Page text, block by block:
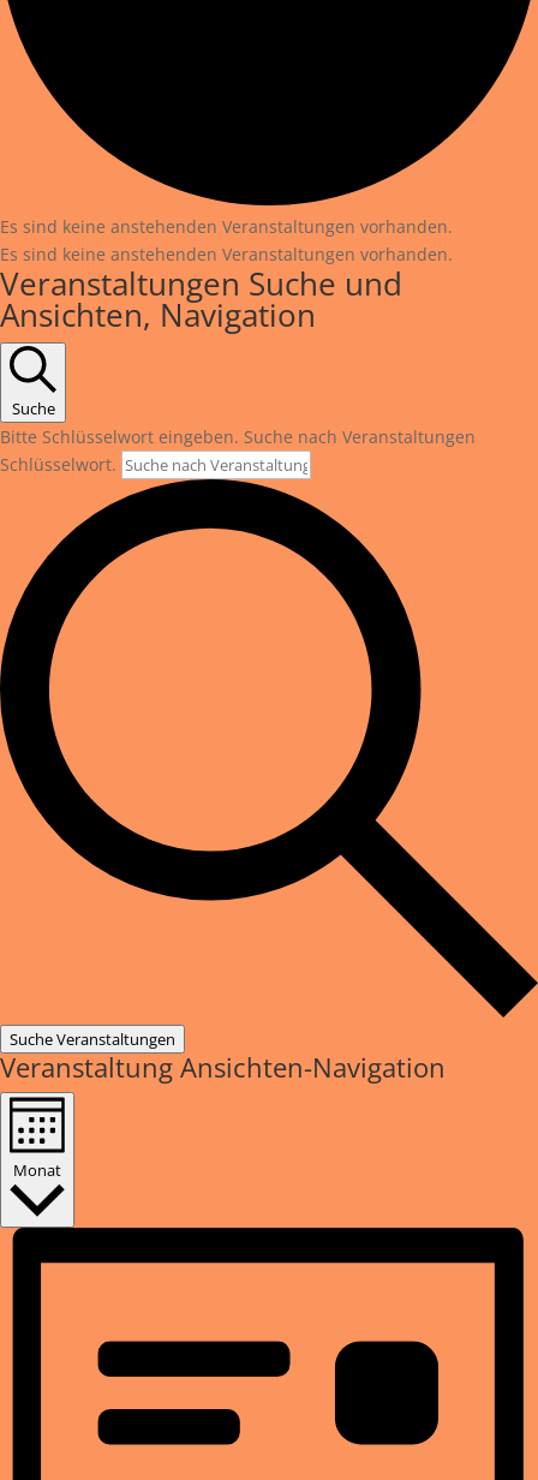
Es sind keine anstehenden Veranstaltungen vorhanden.
Es sind keine anstehenden Veranstaltungen vorhanden.
Veranstaltungen Suche und
Ansichten, Navigation
Suche
Bitte Schlüsselwort eingeben. Suche nach Veranstaltungen
Schlüsselwort.
Suche Veranstaltungen
Veranstaltung Ansichten-Navigation
Monat